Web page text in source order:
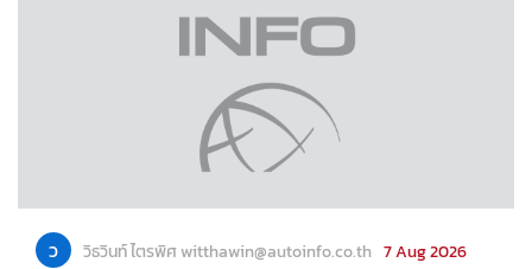
ว วิธวินท์ ไตรพิศ witthawin@autoinfo.co.th 7 Aug 2026